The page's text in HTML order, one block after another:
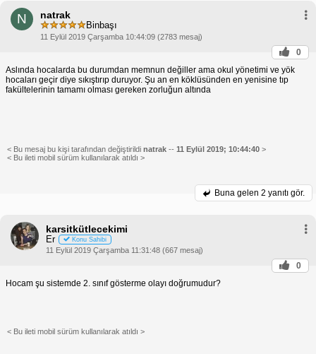
N natrak
Binbaşı
11 Eylül 2019 Çarşamba 10:44:09 (2783 mesaj)
0
Aslında hocalarda bu durumdan memnun değiller ama okul yönetimi ve yök
hocaları geçir diye sıkıştırıp duruyor. Şu an en köklüsünden en yenisine tıp
fakültelerinin tamamı olması gereken zorluğun altında
< Bu mesaj bu kişi tarafından değiştirildi natrak -- 11 Eylül 2019; 10:44:40 >
< Bu ileti mobil sürüm kullanılarak atıldı >
Buna gelen 2 yanıtı gör.
karsitkütlecekimi
Er Konu Sahibi
11 Eylül 2019 Çarşamba 11:31:48 (667 mesaj)
0
Hocam şu sistemde 2. sınıf gösterme olayı doğrumudur?
< Bu ileti mobil sürüm kullanılarak atıldı >